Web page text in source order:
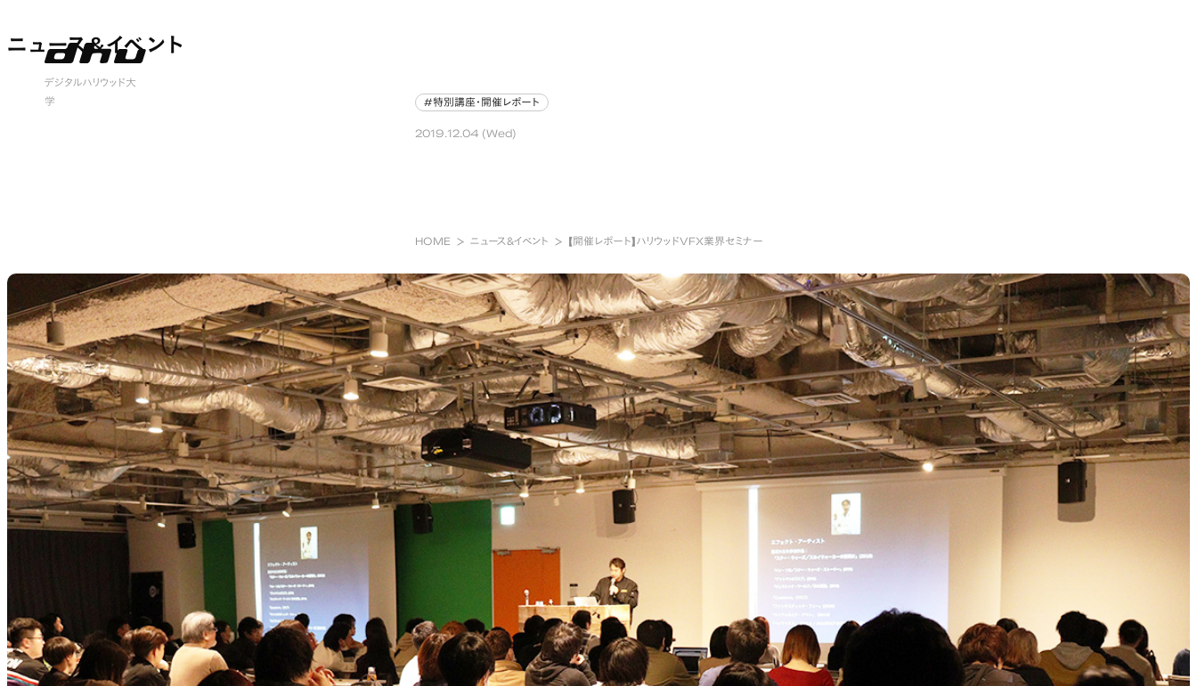
デジタルハリウッド大
学
ニュース&イベント
#特別講座・開催レポート
2019.12.04 (Wed)
HOME ニュース&イベント 【開催レポート】ハリウッドVFX業界セミナー